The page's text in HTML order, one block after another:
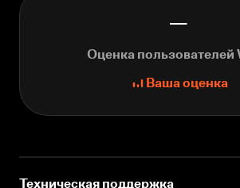
—
Оценка пользователей
Ваша оценка
Техническая поддержка